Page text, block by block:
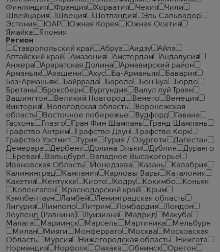
Финляндия
Франция Хорватия Чехия
Чили
Швейцария
Швеция Шотландия
Эль Сальвадор
Эстония
ЮАР Южная Корея
Южная Осетия
Ямайка
Япония
Регион
Ставропольский край
Абруа Аидзу
Айла
Алтайский край
Амазония Амстердам
Андалусия
Анжера
Араратская Долина
Армавирский район
Арманьяк
Ахашени Ахус Ба-Арманьяк
Бавария
Баз-Арманьяк
Байррада Бароло Бон Буа
Бордо
Бретань
Броксберн Бургундия
Валул луй Траян
Вашингтон
Великий Новгород Венето
Венеция
Виктория
Вологодская область
Воронежская
область
Восточное побережье Вудфорд
Гавана
Гасконь
Глазго Гран Фин Шампань
Гранд Шампань
Графство Антрим
Графство Даун
Графство Корк
Графство Уэстмит
Гурия Гурия / Озургети
Дагестан
Демерара
Дербент Долина Эльки Дублин
Дуранго
Ереван
Зальцбург
Западное Высокогорье
Ивановская Область
Йонедзава Казань
Калабрия
Калининград
Кампания Карловы Вары
Каталония
Кахетия
Кентукки Киото Кодру Кокимбо
Коньяк
Копенгаген
Краснодарский край
Крым
Кэмпбелтаун
Ламбей
Ленинградская область
Лигурия
Лимпопо Литрим Ломбардия
Лондон
Лоуленд (Равнина)
Луизиана Мадрид
Макуба
Малага
Мариинск Марсель Мартиника
Мельбурн
Милан
Мияги Монферрато Москва
Московская
Область
Мурсия Нижегородская область
Ниигата
Нормандия
Норфолк Оахака Обнинск
Орегон